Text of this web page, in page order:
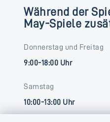
Während der
May-Spiele
Donnerstag und Freitag
9:00-18:00 Uhr
Samstag
10:00-13:00 Uhr